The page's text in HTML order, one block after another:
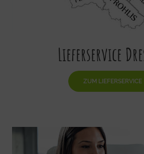
Lieferservice
ZUM LIEFERSERVICE